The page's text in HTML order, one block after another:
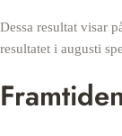
Dessa resultat visar
resultatet i augusti